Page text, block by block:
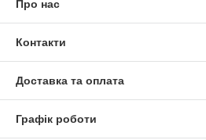
Про нас
Контакти
Доставка та оплата
Графік роботи